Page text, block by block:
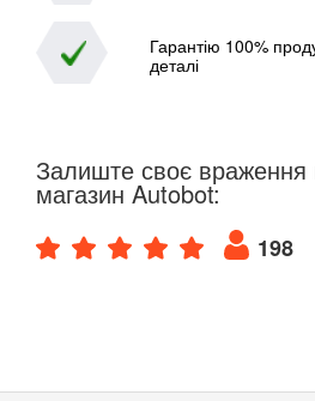
Гарантію 100%
деталі
Залиште своє враження
магазин Autobot:
198